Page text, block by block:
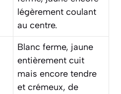
légèrement coulant
au centre.
Blanc ferme, jaune
entièrement cuit
mais encore tendre
et crémeux, de